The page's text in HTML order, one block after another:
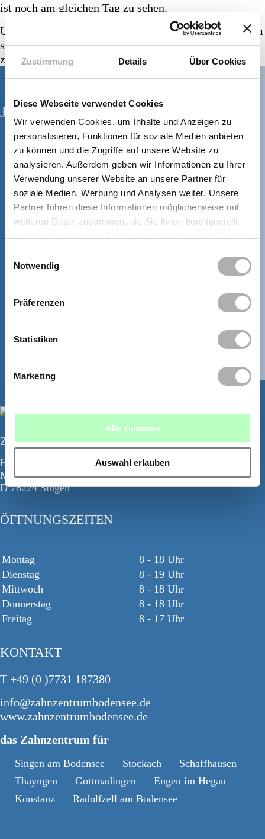
Zustimmung Details Über Cookies
Diese Webseite verwendet Cookies
Wir verwenden Cookies, um Inhalte und Anzeigen zu
personalisieren, Funktionen für soziale Medien anbieten
zu können und die Zugriffe auf unsere Website zu
analysieren. Außerdem geben wir Informationen zu Ihrer
Verwendung unserer Website an unsere Partner für
soziale Medien, Werbung und Analysen weiter. Unsere
Partner führen diese Informationen möglicherweise mit
weiteren Daten zusammen, die Sie ihnen bereitgestellt
Notwendig
Präferenzen
Statistiken
Marketing
Alle zulassen
Auswahl erlauben
ist noch am gleichen Tag zu sehen.
Unser Know-How beruht auf jahrelanger Erfahrung im
steten Umgang mit modernster Technik im
zahnmedizinischen Bereich.
Jetzt Termin vereinbaren!
Mo, Mi, Do 08:00 – 18:00 Uhr
Di
08:00 – 19:00 Uhr
Fr
08:00 – 17:00 Uhr
TERMIN VEREINBAREN
Zahnzentrum Bodensee
Hegau Tower
Maggistr. 5
D 78224 Singen
ÖFFNUNGSZEITEN
Montag
8 - 18 Uhr
Dienstag
8 - 19 Uhr
Mittwoch
8 - 18 Uhr
Donnerstag
8 - 18 Uhr
Freitag
8 - 17 Uhr
KONTAKT
T +49 (0 )7731 187380
info@zahnzentrumbodensee.de
www.zahnzentrumbodensee.de
das Zahnzentrum für
Singen am Bodensee Stockach
Schaffhausen
Thayngen
Gottmadingen
Engen im Hegau
Konstanz
Radolfzell am Bodensee